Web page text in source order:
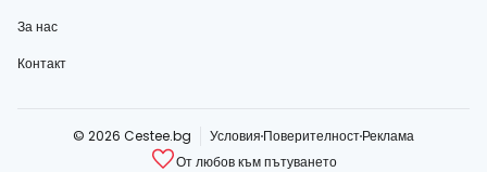
За нас
Контакт
© 2026 Cestee.bg Условия ПоверителностРеклама
От любов към пътуването